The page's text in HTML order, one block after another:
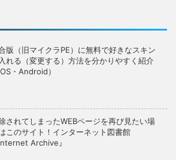
版（旧マイクラPE）に無料で好きなスキン
れる（変更する）方法を分かりやすく紹介
iOS・Android）
されてしまったWEBページを再び見たい場
このサイト！インターネット図書館
Internet Archive』